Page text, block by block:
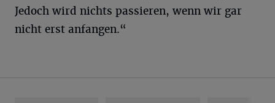
Jedoch wird nichts passieren, wenn wir gar
nicht erst anfangen.“